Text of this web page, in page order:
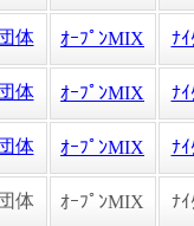
体 ｵｰﾌﾟﾝMIX ﾅ
体 ｵｰﾌﾟﾝMIX ﾅ
体 ｵｰﾌﾟﾝMIX ﾅ
体 ｵｰﾌﾟﾝMIX ﾅ